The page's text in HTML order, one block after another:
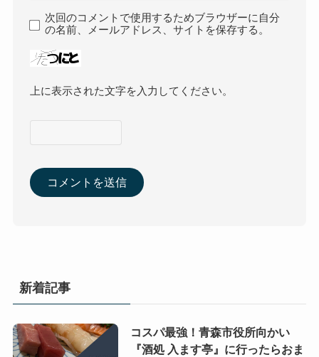
次回のコメントで使用するためブラウザーに自分
の名前、メールアドレス、サイトを保存する。
上に表示された文字を入力してください。
新着記事
コスパ最強！青森市役所向かい
『酒処 入ます亭』に行ったらおま